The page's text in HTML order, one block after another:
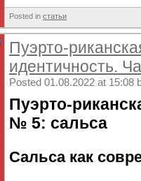
Posted in статьи
Пуэрто-
идентичность.
Posted 01.08.2022 at 15:08
Пуэрто-
№ 5: сальса
Сальса как